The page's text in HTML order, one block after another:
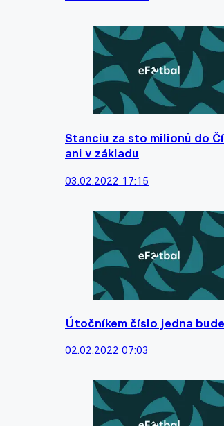
Stanciu za sto milionů do
ani v základu
03.02.2022 17:15
Útočníkem číslo jedna
02.02.2022 07:03